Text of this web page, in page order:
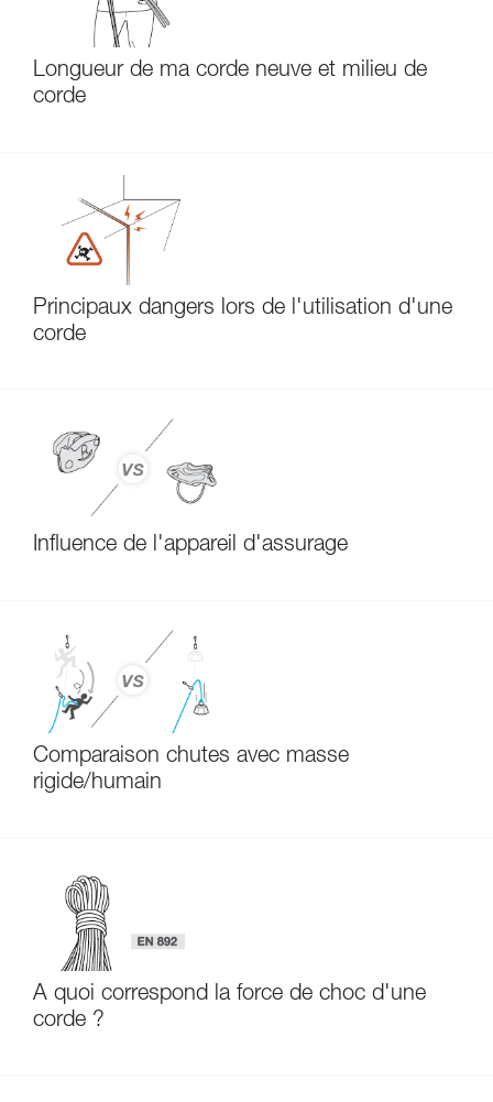
Longueur de ma corde neuve et milieu de
corde
Principaux dangers lors de l'utilisation d'une
corde
Influence de l'appareil d'assurage
Comparaison chutes avec masse
rigide/humain
À quoi correspond la force de choc d'une
corde ?